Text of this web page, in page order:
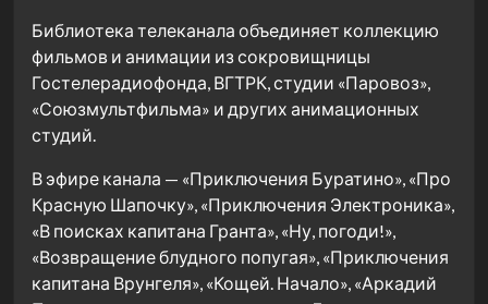
Библиотека телеканала объединяет коллекцию
фильмов и анимации из сокровищницы
Гостелерадиофонда, ВГТРК, студии «Паровоз»,
«Союзмультфильма» и других анимационных
студий.
В эфире канала — «Приключения Буратино», «Про
Красную Шапочку», «Приключения Электроника»,
«В поисках капитана Гранта», «Ну, погоди!»,
«Возвращение блудного попугая», «Приключения
капитана Врунгеля», «Кощей. Начало», «Аркадий